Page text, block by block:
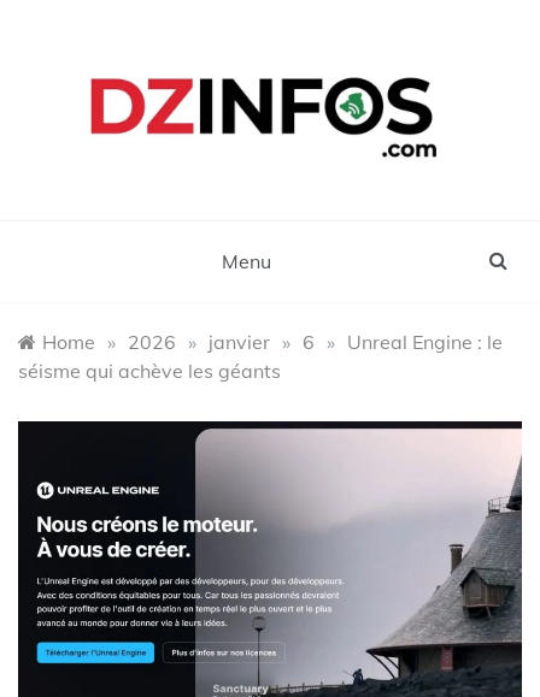
Menu
Home » 2026 » janvier » 6 » Unreal Engine : le
séisme qui achève les géants